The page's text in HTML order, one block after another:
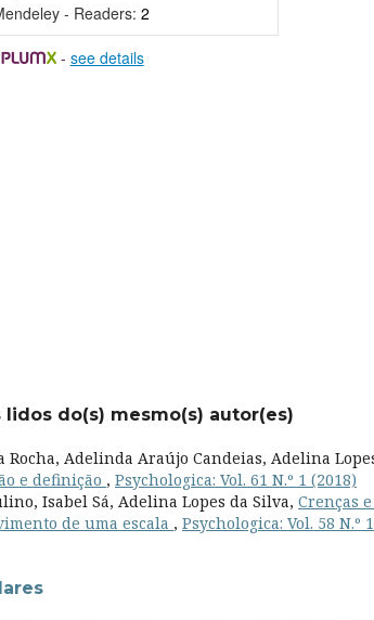
- Readers: 2
- see details
do(s) mesmo(s) autor(es)
Rocha, Adelinda Araújo Candeias, Adelina
e definição , Psychologica: Vol. 61 N.º 1 (2018)
Isabel Sá, Adelina Lopes da Silva, Crenças
de uma escala , Psychologica: Vol. 58 N.º